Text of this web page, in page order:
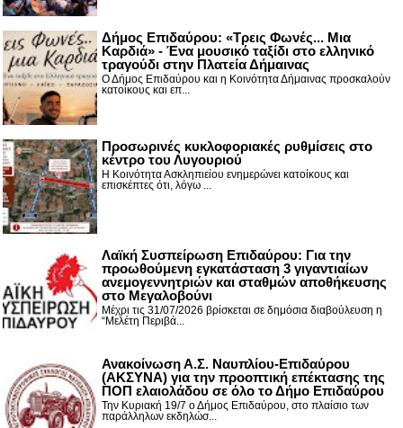
Δήμος Επιδαύρου: «Τρεις Φωνές... Μια
Καρδιά» - Ένα μουσικό ταξίδι στο ελληνικό
τραγούδι στην Πλατεία Δήμαινας
Ο Δήμος Επιδαύρου και η Κοινότητα Δήμαινας προσκαλούν
κατοίκους και επ...
Προσωρινές κυκλοφοριακές ρυθμίσεις στο
κέντρο του Λυγουριού
Η Κοινότητα Ασκληπιείου ενημερώνει κατοίκους και
επισκέπτες ότι, λόγω ...
Λαϊκή Συσπείρωση Επιδαύρου: Για την
προωθούμενη εγκατάσταση 3 γιγαντιαίων
ανεμογεννητριών και σταθμών αποθήκευσης
στο Μεγαλοβούνι
Μέχρι τις 31/07/2026 βρίσκεται σε δημόσια διαβούλευση η
“Μελέτη Περιβά...
Ανακοίνωση Α.Σ. Ναυπλίου-Επιδαύρου
(ΑΚΣΥΝΑ) για την προοπτική επέκτασης της
ΠΟΠ ελαιολάδου σε όλο το Δήμο Επιδαύρου
Την Κυριακή 19/7 ο Δήμος Επιδαύρου, στο πλαίσιο των
παράλληλων εκδηλώσ...